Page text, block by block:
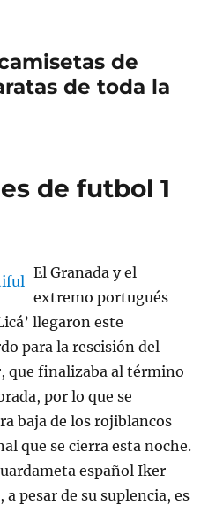
de
de toda la
de futbol 1
El Granada y el
extremo portugués
llegaron este
para la rescisión del
que finalizaba al término
por lo que se
baja de los rojiblancos
que se cierra esta noche.
español Iker
a pesar de su suplencia, es